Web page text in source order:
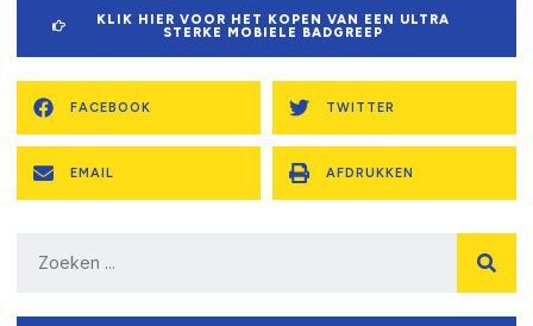
KLIK HIER VOOR HET KOPEN VAN EEN ULTRA
STERKE MOBIELE BADGREEP
FACEBOOK TWITTER
EMAIL AFDRUKKEN